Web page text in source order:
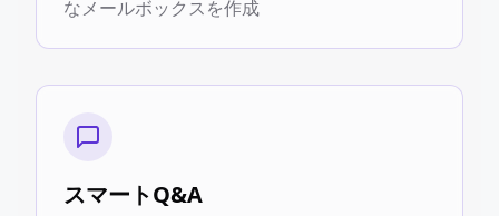
なメールボックスを作成
スマートQ&A